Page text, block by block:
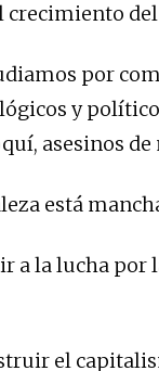
crecimiento
por
y
asesinos
está
a la lucha
el